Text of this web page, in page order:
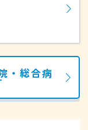
・総合病